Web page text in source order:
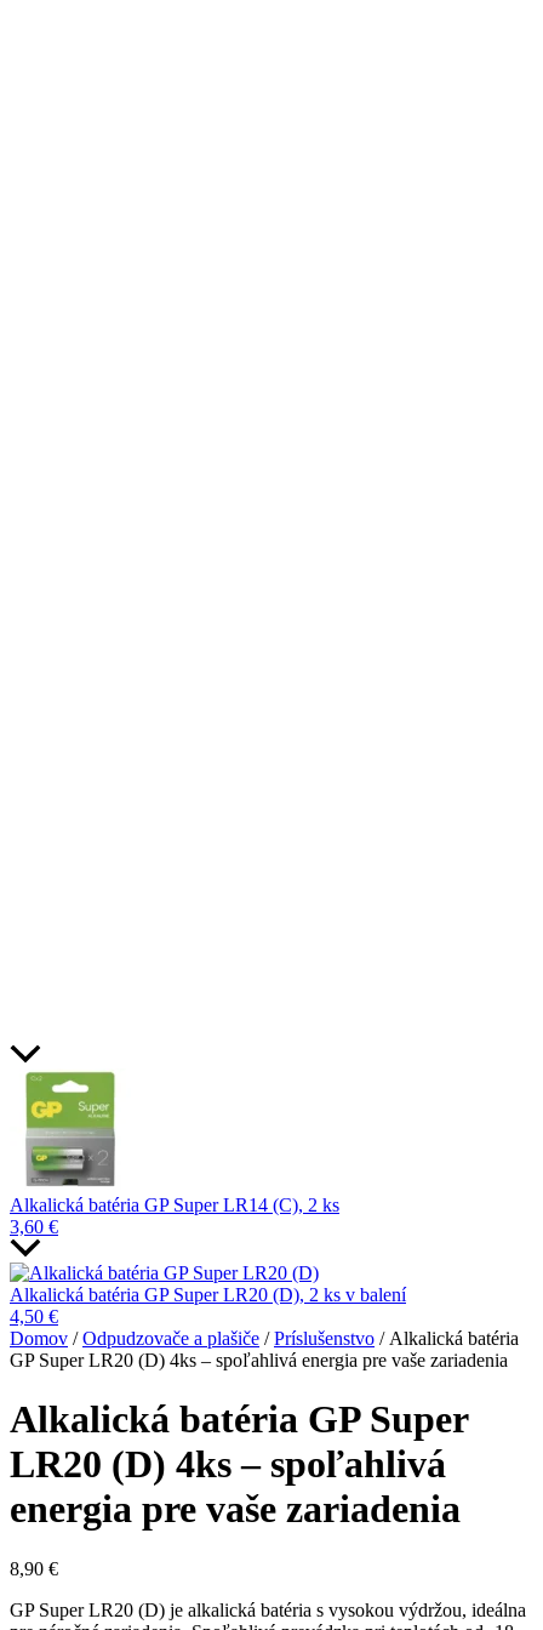
Alkalická batéria GP Super LR14 (C), 2 ks
3,60 €
Alkalická batéria GP Super LR20 (D), 2 ks v balení
4,50 €
Domov /Odpudzovače a plašiče /Príslušenstvo / Alkalická batéria
GP Super LR20 (D) 4ks – spoľahlivá energia pre vaše zariadenia
Alkalická batéria GP Super
LR20 (D) 4ks – spoľahlivá
energia pre vaše zariadenia
8,90 €
GP Super LR20 (D) je alkalická batéria s vysokou výdržou, ideálna